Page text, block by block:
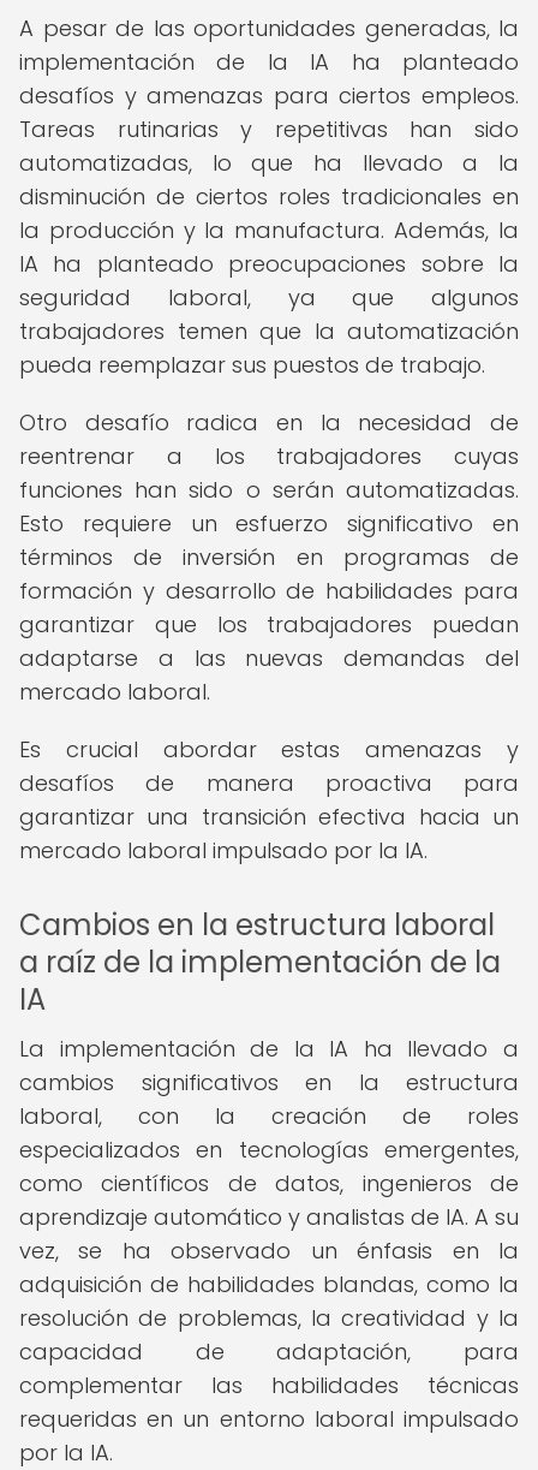
A pesar de las oportunidades generadas, la
implementación de la IA ha planteado
desafíos y amenazas para ciertos empleos.
Tareas rutinarias y repetitivas han sido
automatizadas, lo que ha llevado a la
disminución de ciertos roles tradicionales en
la producción y la manufactura. Además, la
IA ha planteado preocupaciones sobre la
seguridad laboral, ya que algunos
trabajadores temen que la automatización
pueda reemplazar sus puestos de trabajo.
Otro desafío radica en la necesidad de
reentrenar a los trabajadores cuyas
funciones han sido o serán automatizadas.
Esto requiere un esfuerzo significativo en
términos de inversión en programas de
formación y desarrollo de habilidades para
garantizar que los trabajadores puedan
adaptarse a las nuevas demandas del
mercado laboral.
Es crucial abordar estas amenazas y
desafíos de manera proactiva para
garantizar una transición efectiva hacia un
mercado laboral impulsado por la IA.
Cambios en la estructura laboral
a raíz de la implementación de la
IA
La implementación de la IA ha llevado a
cambios significativos en la estructura
laboral, con la creación de roles
especializados en tecnologías emergentes,
como científicos de datos, ingenieros de
aprendizaje automático y analistas de IA. A su
vez, se ha observado un énfasis en la
adquisición de habilidades blandas, como la
resolución de problemas, la creatividad y la
capacidad de adaptación, para
complementar las habilidades técnicas
requeridas en un entorno laboral impulsado
por la IA.